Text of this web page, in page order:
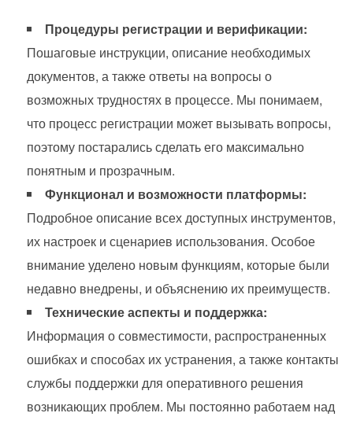
Процедуры регистрации и верификации:
Пошаговые инструкции, описание необходимых
документов, а также ответы на вопросы о
возможных трудностях в процессе. Мы понимаем,
что процесс регистрации может вызывать вопросы,
поэтому постарались сделать его максимально
понятным и прозрачным.
Функционал и возможности платформы:
Подробное описание всех доступных инструментов,
их настроек и сценариев использования. Особое
внимание уделено новым функциям, которые были
недавно внедрены, и объяснению их преимуществ.
Технические аспекты и поддержка:
Информация о совместимости, распространенных
ошибках и способах их устранения, а также контакты
службы поддержки для оперативного решения
возникающих проблем. Мы постоянно работаем над